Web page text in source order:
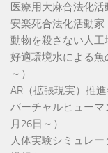
医療用大麻合法化活
安楽死合法化活動家
動物を殺さない人工
好適環境水による魚
～）
AR（拡張現実）推
バーチャルヒュー
月26日～）
人体実験シミュレ